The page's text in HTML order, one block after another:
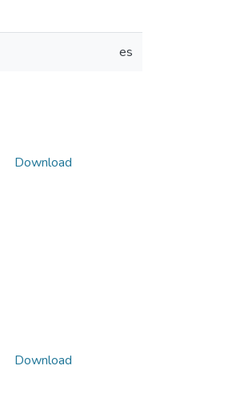
es
Download
Download